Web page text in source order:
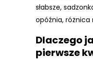
słabsze,
opóźnia,
Dlaczego
pierwsze